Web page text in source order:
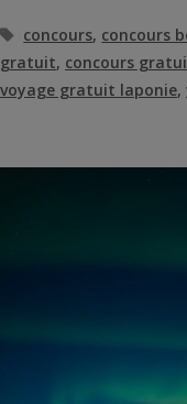
Étiquettes
concours, concours
gratuit, concours
voyage gratuit laponie,